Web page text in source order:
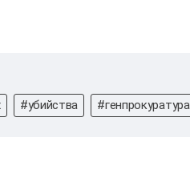
#убийства #генпрокуратура